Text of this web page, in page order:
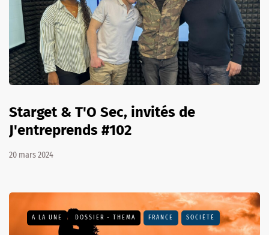
Starget & T'O Sec, invités de
J'entreprends #102
20 mars 2024
A LA UNE DOSSIER - THEMA FRANCE SOCIÉTÉ